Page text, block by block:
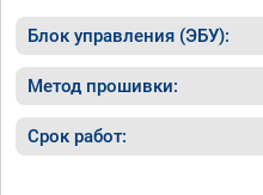
Блок управления (ЭБУ):
Метод прошивки:
Срок работ: